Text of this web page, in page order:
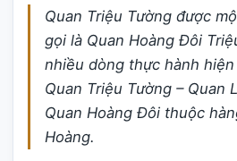
Quan Triệu Tường được
gọi là Quan Hoàng Đôi
nhiều dòng thực hành
Quan Triệu Tường – Quan
Quan Hoàng Đôi thuộc
Hoàng.